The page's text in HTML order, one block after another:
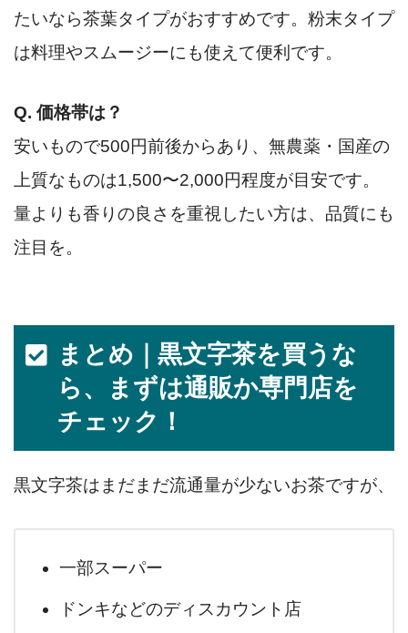
たいなら茶葉タイプがおすすめです。粉末タイプ
は料理やスムージーにも使えて便利です。
Q. 価格帯は？
安いもので500円前後からあり、無農薬・国産の
上質なものは1,500〜2,000円程度が目安です。
量よりも香りの良さを重視したい方は、品質にも
注目を。
まとめ｜黒文字茶を買うな
ら、まずは通販か専門店を
チェック！
黒文字茶はまだまだ流通量が少ないお茶ですが、
一部スーパー
ドンキなどのディスカウント店